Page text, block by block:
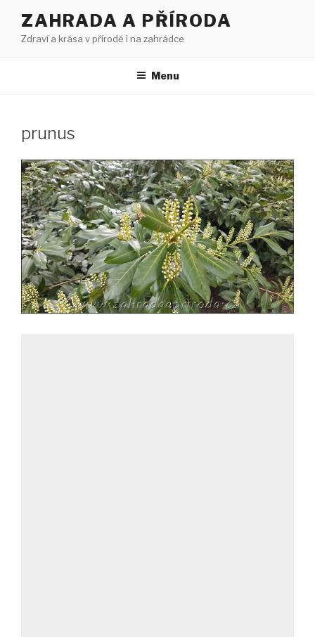
obsahu
ZAHRADA A PŘÍRODA
Zdraví a krása v přírodě i na zahrádce
Menu
prunus